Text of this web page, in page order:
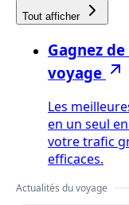
Tout afficher
Gagnez
voyage
Les
en un seul
votre trafic
efficaces.
Actualités du voyage